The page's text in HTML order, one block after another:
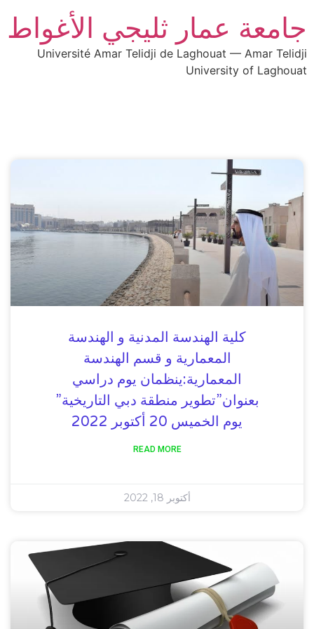
جامعة عمار ثليجي الأغواط
Université Amar Telidji de Laghouat — Amar Telidji
University of Laghouat
كلية الهندسة المدنية و الهندسة
المعمارية و قسم الهندسة
المعمارية:ينظمان يوم دراسي
بعنوان”تطوير منطقة دبي التاريخية”
يوم الخميس 20 أكتوبر 2022
READ MORE
أكتوبر 18, 2022